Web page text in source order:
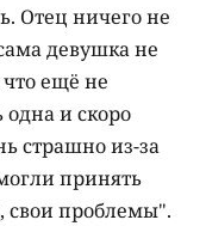
Отец ничего не
девушка не
ещё не
одна и скоро
страшно из-за
принять
свои проблемы".